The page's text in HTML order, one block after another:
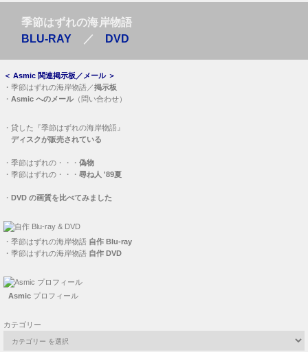
季節はずれの海岸物語
BLU-RAY ／ DVD
＜ Asmic 関連掲示板／メール＞
・ 季節はずれの海岸物語／掲示板
・ Asmic へのメール（問い合わせ）
・ 貸した『季節はずれの海岸物語』
ディスクが販売されている
・ 季節はずれの・・・ 偽物
・ 季節はずれの・・・ 尋ね人 '89夏
・ DVD の画質を比べてみました
・ 季節はずれの海岸物語 自作 Blu-ray
・ 季節はずれの海岸物語 自作 DVD
Asmicプロフィール
カテゴリー